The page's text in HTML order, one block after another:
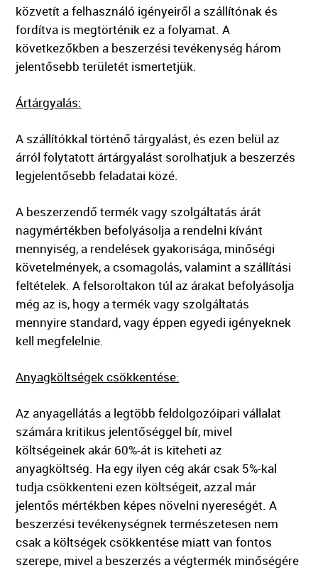
közvetít a felhasználó igényeiről a szállítónak és
fordítva is megtörténik ez a folyamat. A
következőkben a beszerzési tevékenység három
jelentősebb területét ismertetjük.
Ártárgyalás:
A szállítókkal történő tárgyalást, és ezen belül az
árról folytatott ártárgyalást sorolhatjuk a beszerzés
legjelentősebb feladatai közé.
A beszerzendő termék vagy szolgáltatás árát
nagymértékben befolyásolja a rendelni kívánt
mennyiség, a rendelések gyakorisága, minőségi
követelmények, a csomagolás, valamint a szállítási
feltételek. A felsoroltakon túl az árakat befolyásolja
még az is, hogy a termék vagy szolgáltatás
mennyire standard, vagy éppen egyedi igényeknek
kell megfelelnie.
Anyagköltségek csökkentése:
Az anyagellátás a legtöbb feldolgozóipari vállalat
számára kritikus jelentőséggel bír, mivel
költségeinek akár 60%-át is kiteheti az
anyagköltség. Ha egy ilyen cég akár csak 5%-kal
tudja csökkenteni ezen költségeit, azzal már
jelentős mértékben képes növelni nyereségét. A
beszerzési tevékenységnek természetesen nem
csak a költségek csökkentése miatt van fontos
szerepe, mivel a beszerzés a végtermék minőségére